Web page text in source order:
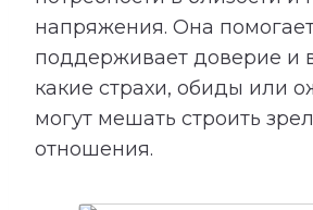
напряжения. Она
поддерживает доверие и
какие страхи, обиды или
могут мешать строить
отношения.